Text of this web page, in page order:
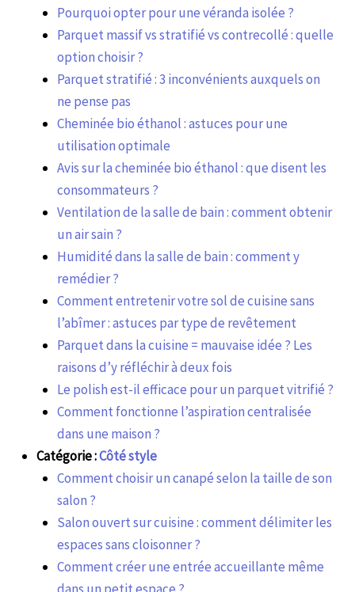
Pourquoi opter pour une véranda isolée ?
Parquet massif vs stratifié vs contrecollé : quelle
option choisir ?
Parquet stratifié : 3 inconvénients auxquels on
ne pense pas
Cheminée bio éthanol : astuces pour une
utilisation optimale
Avis sur la cheminée bio éthanol : que disent les
consommateurs ?
Ventilation de la salle de bain : comment obtenir
un air sain ?
Humidité dans la salle de bain : comment y
remédier ?
Comment entretenir votre sol de cuisine sans
l’abîmer : astuces par type de revêtement
Parquet dans la cuisine = mauvaise idée ? Les
raisons d’y réfléchir à deux fois
Le polish est-il efficace pour un parquet vitrifié ?
Comment fonctionne l’aspiration centralisée
dans une maison ?
Catégorie :Côté style
Comment choisir un canapé selon la taille de son
salon ?
Salon ouvert sur cuisine : comment délimiter les
espaces sans cloisonner ?
Comment créer une entrée accueillante même